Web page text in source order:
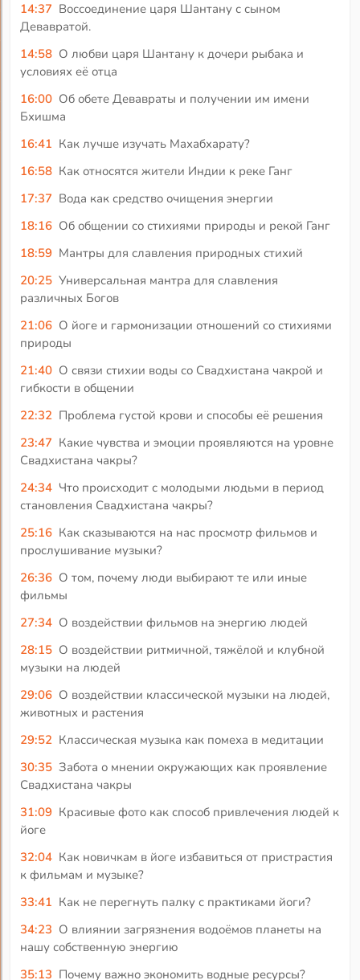
14:37 Воссоединение царя Шантану с сыном
Девавратой.
14:58 О любви царя Шантану к дочери рыбака и
условиях её отца
16:00 Об обете Девавраты и получении им имени
Бхишма
16:41 Как лучше изучать Махабхарату?
16:58 Как относятся жители Индии к реке Ганг
17:37 Вода как средство очищения энергии
18:16 Об общении со стихиями природы и рекой Ганг
18:59 Мантры для славления природных стихий
20:25 Универсальная мантра для славления
различных Богов
21:06 О йоге и гармонизации отношений со стихиями
природы
21:40 О связи стихии воды со Свадхистана чакрой и
гибкости в общении
22:32 Проблема густой крови и способы её решения
23:47 Какие чувства и эмоции проявляются на уровне
Свадхистана чакры?
24:34 Что происходит с молодыми людьми в период
становления Свадхистана чакры?
25:16 Как сказываются на нас просмотр фильмов и
прослушивание музыки?
26:36 О том, почему люди выбирают те или иные
фильмы
27:34 О воздействии фильмов на энергию людей
28:15 О воздействии ритмичной, тяжёлой и клубной
музыки на людей
29:06 О воздействии классической музыки на людей,
животных и растения
29:52 Классическая музыка как помеха в медитации
30:35 Забота о мнении окружающих как проявление
Свадхистана чакры
31:09 Красивые фото как способ привлечения людей к
йоге
32:04 Как новичкам в йоге избавиться от пристрастия
к фильмам и музыке?
33:41 Как не перегнуть палку с практиками йоги?
34:23 О влиянии загрязнения водоёмов планеты на
нашу собственную энергию
35:13 Почему важно экономить водные ресурсы?